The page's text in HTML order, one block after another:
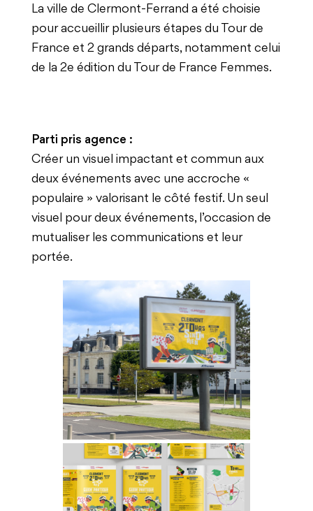
La ville de Clermont-Ferrand a été choisie
pour accueillir plusieurs étapes du Tour de
France et 2 grands départs, notamment celui
de la 2e édition du Tour de France Femmes.
Parti pris agence :
Créer un visuel impactant et commun aux
deux événements avec une accroche «
populaire » valorisant le côté festif. Un seul
visuel pour deux événements, l’occasion de
mutualiser les communications et leur
portée.